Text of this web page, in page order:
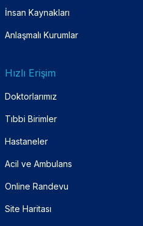
İnsan Kaynakları
Anlaşmalı Kurumlar
Hızlı Erişim
Doktorlarımız
Tıbbi Birimler
Hastaneler
Acil ve Ambulans
Online Randevu
Site Haritası